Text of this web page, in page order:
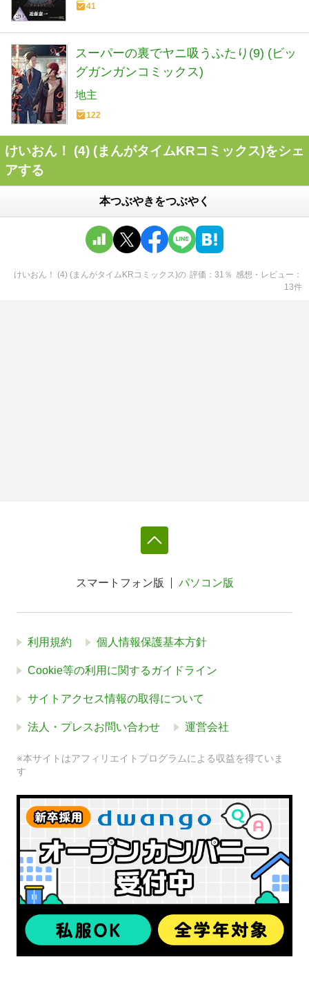
41
スーパーの裏でヤニ吸うふたり(9) (ビッ
グガンガンコミックス)
地主
122
けいおん！ (4) (まんがタイムKRコミックス)をシェ
アする
本つぶやきをつぶやく
けいおん！ (4) (まんがタイムKRコミックス)の 評価 31 ％ 感想・レビュー
13件
スマートフォン版 パソコン版
利用規約 個人情報保護基本方針
Cookie等の利用に関するガイドライン
サイトアクセス情報の取得について
法人・プレスお問い合わせ 運営会社
※本サイトはアフィリエイトプログラムによる収益を得ていま
す